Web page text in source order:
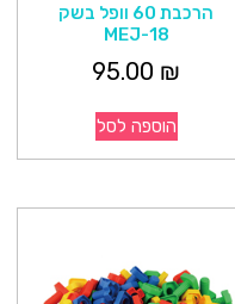
הרכבת 60 וופל בשק
MEJ-18
95.00 ₪
הוספה לסל